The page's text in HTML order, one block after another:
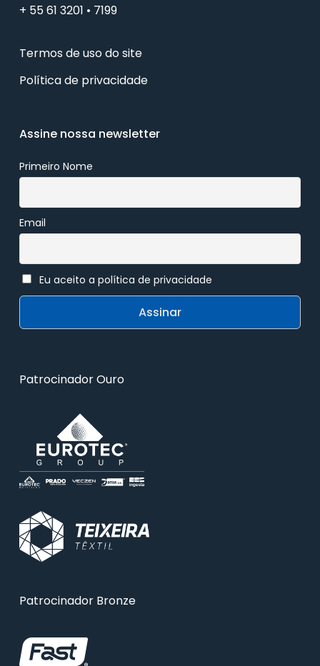
+ 55 61 3201 • 7199
Termos de uso do site
Política de privacidade
Assine nossa newsletter
Primeiro Nome
Email
Eu aceito a política de privacidade
Patrocinador Ouro
Patrocinador Bronze